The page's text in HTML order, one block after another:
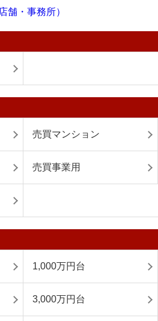
売買マンション
売買事業用
1,000万円台
3,000万円台